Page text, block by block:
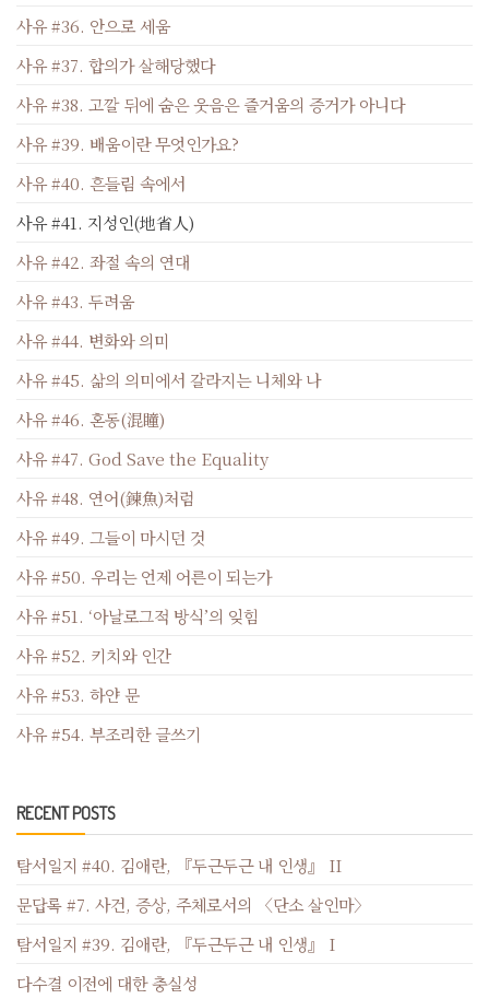
사유 #36. 안으로 세움
사유 #37. 합의가 살해당했다
사유 #38. 고깔 뒤에 숨은 웃음은 즐거움의 증거가 아니다
사유 #39. 배움이란 무엇인가요?
사유 #40. 흔들림 속에서
사유 #41. 지성인(地省人)
사유 #42. 좌절 속의 연대
사유 #43. 두려움
사유 #44. 변화와 의미
사유 #45. 삶의 의미에서 갈라지는 니체와 나
사유 #46. 혼동(混瞳)
사유 #47. God Save the Equality
사유 #48. 연어(鍊魚)처럼
사유 #49. 그들이 마시던 것
사유 #50. 우리는 언제 어른이 되는가
사유 #51. ‘아날로그적 방식’의 잊힘
사유 #52. 키치와 인간
사유 #53. 하얀 문
사유 #54. 부조리한 글쓰기
RECENT POSTS
탐서일지 #40. 김애란, 『두근두근 내 인생』 II
문답록 #7. 사건, 증상, 주체로서의 〈단소 살인마〉
탐서일지 #39. 김애란, 『두근두근 내 인생』 I
다수결 이전에 대한 충실성